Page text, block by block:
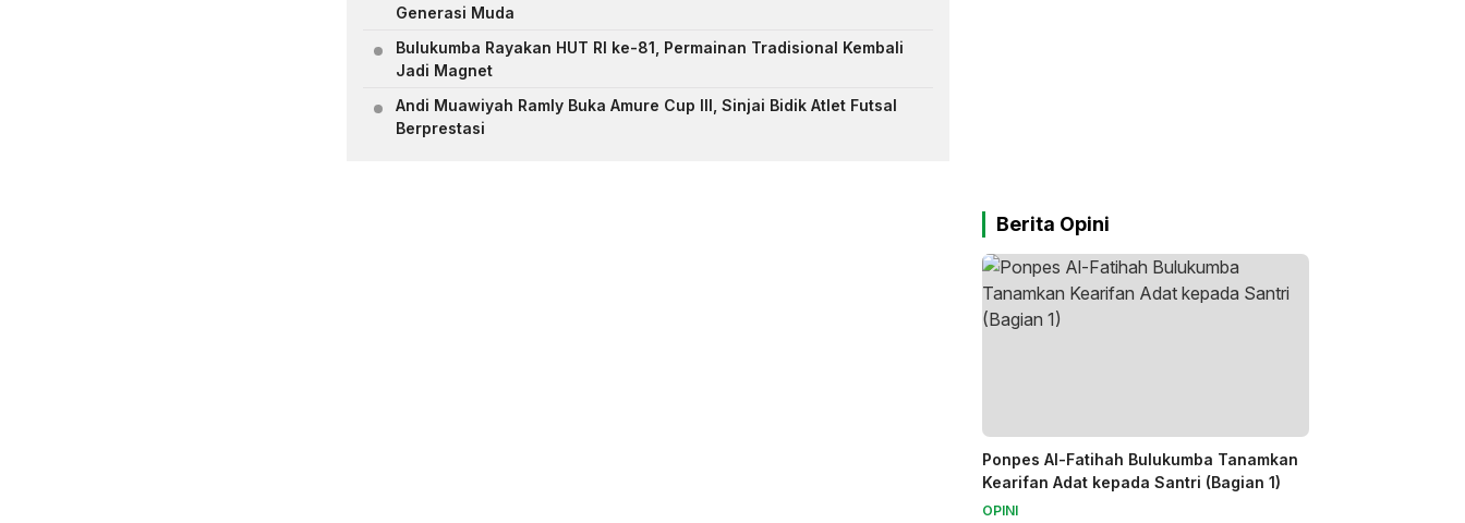
Generasi Muda
Bulukumba Rayakan HUT RI ke-81, Permainan Tradisional Kembali
Jadi Magnet
Andi Muawiyah Ramly Buka Amure Cup III, Sinjai Bidik Atlet Futsal
Berprestasi
Berita Opini
Ponpes Al-Fatihah Bulukumba Tanamkan
Kearifan Adat kepada Santri (Bagian 1)
OPINI